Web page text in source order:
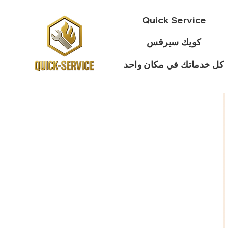
Quick Service
كويك سيرفس
كل خدماتك في مكان واحد